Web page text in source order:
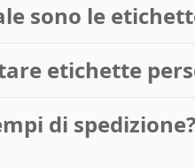
sono le
etichette
di spedizione?